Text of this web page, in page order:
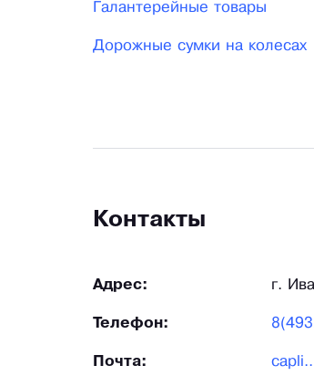
Галантерейные товары
Дорожные сумки на колесах
Контакты
Адрес: г.
Телефон:
Почта: